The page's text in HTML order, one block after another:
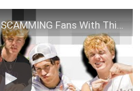
Hype House Accused Of SCAMMING Fans With This!